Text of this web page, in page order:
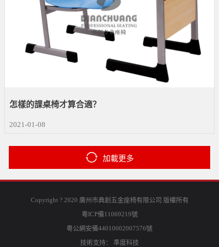
怎樣的課桌椅才算合適？
2021-01-08
加載更多
Copyright ? 2020 廣州市典創五金座椅有限公司 版權所有
粵ICP備11069219號
粵公網安備44010602007576號
技術支持： 準度科技